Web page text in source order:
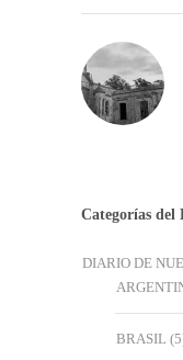
Categorías del
DIARIO DE
BRASIL